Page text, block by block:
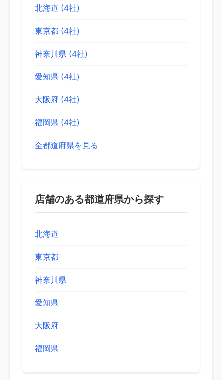
北海道 (4社)
東京都 (4社)
神奈川県 (4社)
愛知県 (4社)
大阪府 (4社)
福岡県 (4社)
全都道府県を見る
店舗のある都道府県から探す
北海道
東京都
神奈川県
愛知県
大阪府
福岡県